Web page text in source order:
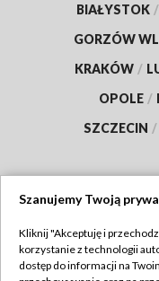
BIAŁYSTOK /
GORZÓW
KRAKÓW /
OPOLE /
SZCZECIN /
Szanujemy Twoją
Kliknij "Akceptuję i
korzystanie z technologii
dostęp do informacji na